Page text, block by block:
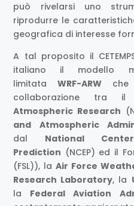
può rivelarsi uno
riprodurre le
geografica di interesse
A tal proposito il
italiano il modello
limitata
WRF-ARW
collaborazione tra il
Atmospheric Research
and Atmospheric
dal
National
Prediction (NCEP) ed il
(FSL)), la Air Force
Research Laboratory, la
la
Federal Aviation